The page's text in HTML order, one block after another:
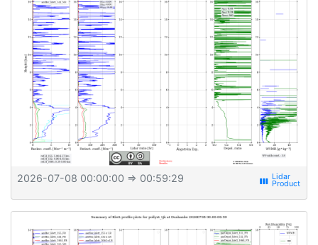
2026-07-08 00:00:00 ⇒ 00:59:29 view_week